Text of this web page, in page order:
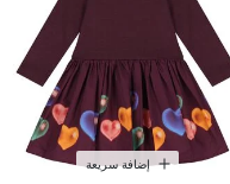
إضافة سريعة